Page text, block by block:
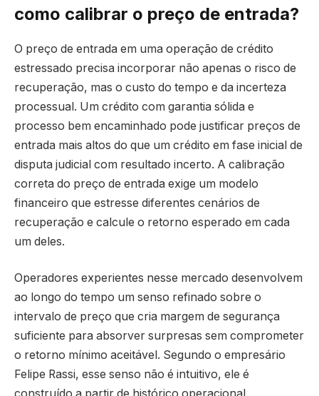
como calibrar o preço de entrada?
O preço de entrada em uma operação de crédito
estressado precisa incorporar não apenas o risco de
recuperação, mas o custo do tempo e da incerteza
processual. Um crédito com garantia sólida e
processo bem encaminhado pode justificar preços de
entrada mais altos do que um crédito em fase inicial de
disputa judicial com resultado incerto. A calibração
correta do preço de entrada exige um modelo
financeiro que estresse diferentes cenários de
recuperação e calcule o retorno esperado em cada
um deles.
Operadores experientes nesse mercado desenvolvem
ao longo do tempo um senso refinado sobre o
intervalo de preço que cria margem de segurança
suficiente para absorver surpresas sem comprometer
o retorno mínimo aceitável. Segundo o empresário
Felipe Rassi, esse senso não é intuitivo, ele é